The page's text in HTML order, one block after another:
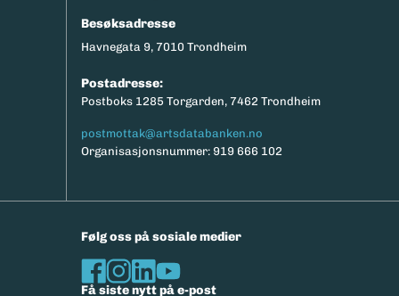
Besøksadresse
Havnegata 9, 7010 Trondheim
Postadresse:
Postboks 1285 Torgarden, 7462 Trondheim
postmottak@artsdatabanken.no
Organisasjonsnummer: 919 666 102
Følg oss på sosiale medier
Få siste nytt på e-post